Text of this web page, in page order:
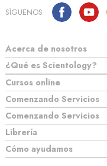
SÍGUENOS
Acerca de nosotros
¿Qué es Scientology?
Cursos online
Comenzando Servicios
Comenzando Servicios
Librería
Cómo ayudamos